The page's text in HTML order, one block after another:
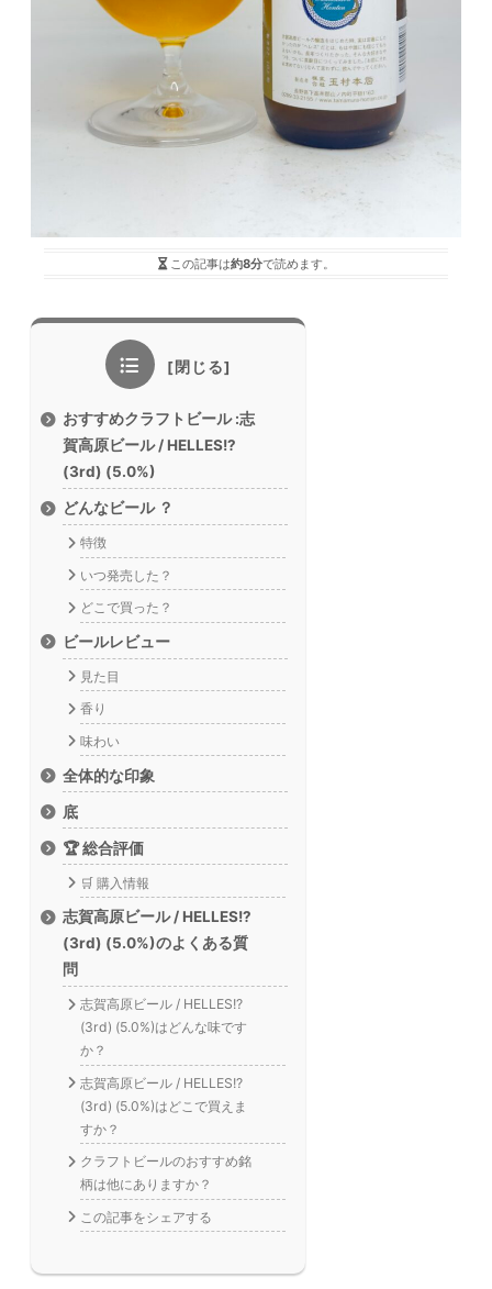
この記事は約8分で読めます。
おすすめクラフトビール :志
賀高原ビール / HELLES!?
(3rd) (5.0%)
どんなビール ？
特徴
いつ発売した？
どこで買った？
ビールレビュー
見た目
香り
味わい
全体的な印象
底
🏆 総合評価
🛒 購入情報
志賀高原ビール / HELLES!?
(3rd) (5.0%)のよくある質
問
志賀高原ビール / HELLES!?
(3rd) (5.0%)はどんな味です
か？
志賀高原ビール / HELLES!?
(3rd) (5.0%)はどこで買えま
すか？
クラフトビールのおすすめ銘
柄は他にありますか？
この記事をシェアする